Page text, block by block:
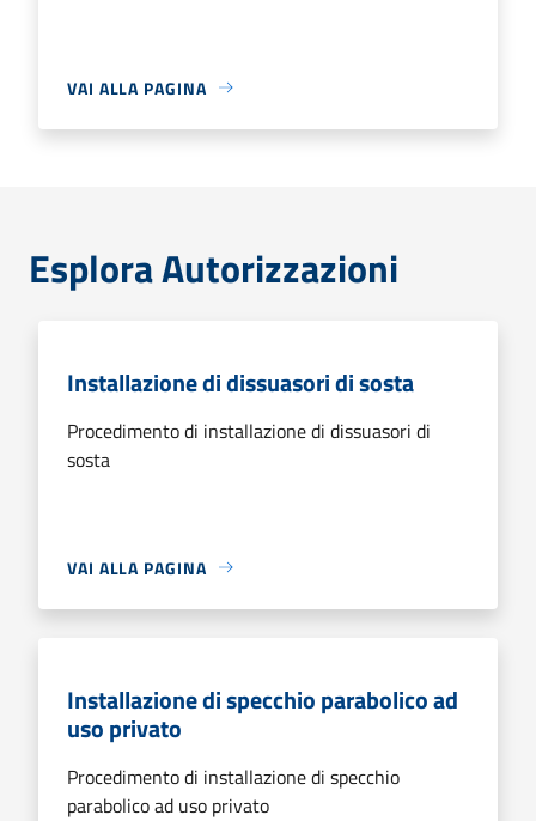
VAI ALLA PAGINA
Esplora Autorizzazioni
Installazione di dissuasori di sosta
Procedimento di installazione di dissuasori di
sosta
VAI ALLA PAGINA
Installazione di specchio parabolico ad
uso privato
Procedimento di installazione di specchio
parabolico ad uso privato